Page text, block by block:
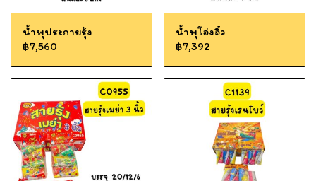
น้ำพุประกายรุ้ง
฿7,560
น้ำพุโอ่งจิ๋ว
฿7,392